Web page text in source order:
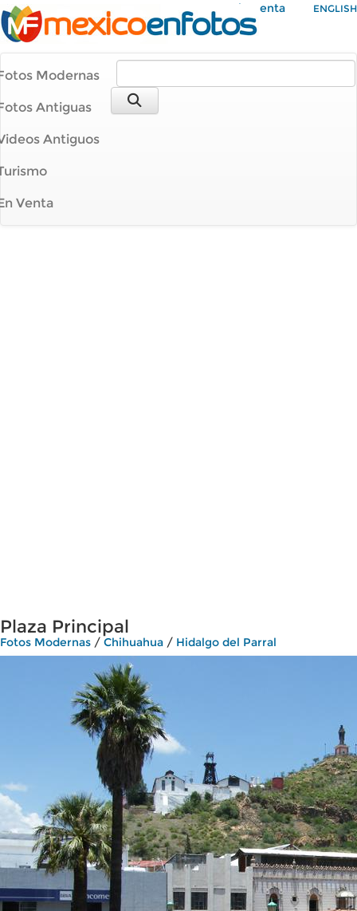
Mi Cuenta ENGLISH
Modernas
Antiguas
Antiguos
Venta
Plaza Principal
Fotos Modernas / Chihuahua / Hidalgo del Parral